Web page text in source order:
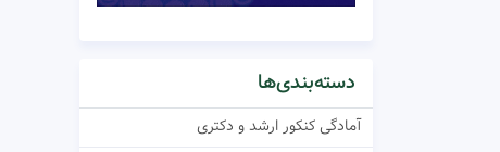
دسته‌بندی‌ها
آمادگی کنکور ارشد و دکتری